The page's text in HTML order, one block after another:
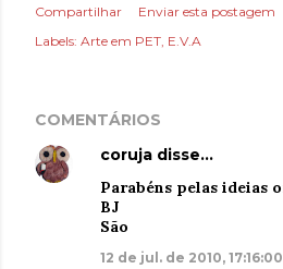
Compartilhar
Enviar esta postagem
Labels: Arte em PET E.V.A
COMENTÁRIOS
coruja disse…
Parabéns pelas ideias
BJ
São
12 de jul. de 2010, 17:16:00